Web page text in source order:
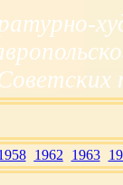
1962 1963